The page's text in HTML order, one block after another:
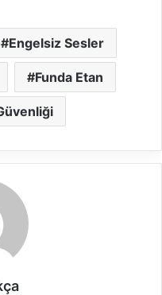
Engelsiz Sesler
Funda Etan